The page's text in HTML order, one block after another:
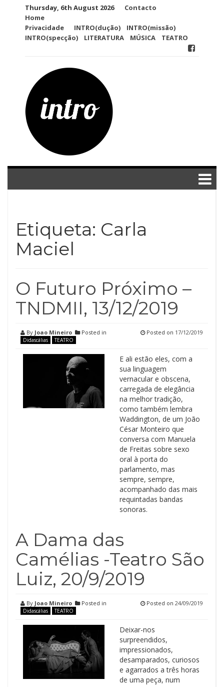
Thursday, 6th August 2026
Contacto
Home
Privacidade
INTRO(dução)
INTRO(missão)
INTRO(specção)
LITERATURA MÚSICA TEATRO
Etiqueta: Carla
Maciel
O Futuro Próximo –
TNDMII, 13/12/2019
By Joao Mineiro Posted in
Didascálias TEATRO
Posted on 17/12/2019
E ali estão eles, com a
sua linguagem
vernacular e obscena,
carregada de elegância
na melhor tradição,
como também lembra
Waddington, de um João
César Monteiro que
conversa com Manuela
de Freitas sobre sexo
oral à porta do
parlamento, mas
sempre, sempre,
acompanhado das mais
requintadas bandas
sonoras.
A Dama das
Camélias -Teatro São
Luiz, 20/9/2019
By Joao Mineiro Posted in
Didascálias TEATRO
Posted on 24/09/2019
Deixar-nos
surpreendidos,
impressionados,
desamparados, curiosos
e agarrados a três horas
de uma peça, num